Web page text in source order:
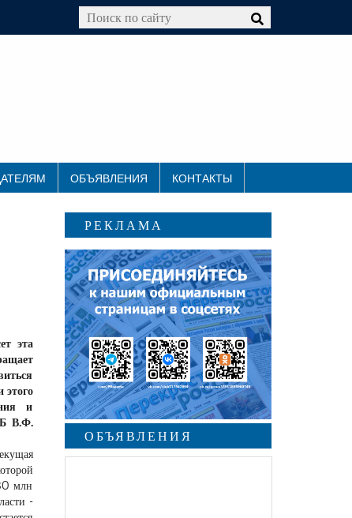
ОБЪЯВЛЕНИЯ КОНТАКТЫ
эта
этого
и
В.Ф.
млн
-
РЕКЛАМА
ОБЪЯВЛЕНИЯ